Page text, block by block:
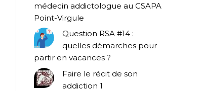
médecin addictologue au CSAPA
Point-Virgule
Question RSA #14 :
quelles démarches pour
partir en vacances ?
Faire le récit de son
addiction 1